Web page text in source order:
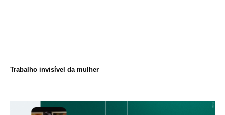
Trabalho invisível da mulher